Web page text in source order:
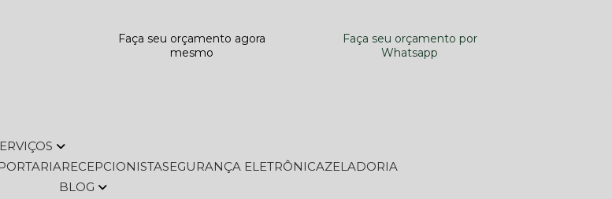
Faça seu orçamento agora
mesmo
Faça seu orçamento por
Whatsapp
SERVIÇOS
PORTARIA RECEPCIONISTA SEGURANÇA ELETRÔNICA
ZELADORIA
BLOG